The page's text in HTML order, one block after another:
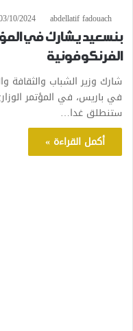
abdellatif fadouach
10/2024
بنسعيد يشارك في
الفرنكوفونية
شارك وزير الشباب والثقافة
في باريس، في المؤتمر
ستنطلق غدا…
أكمل القراءة »